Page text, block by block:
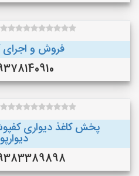
فروش و اجرای
09378140910
پخش کاغذ دیواری
09383389898